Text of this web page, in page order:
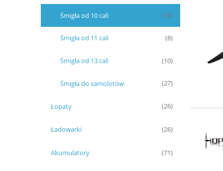
Śmigła od 10 cali (16)
Śmigła od 11 cali (8)
Śmigła od 13 cali (10)
Śmigła do samolotów (27)
Łopaty (26)
Ładowarki (26)
Akumulatory (71)